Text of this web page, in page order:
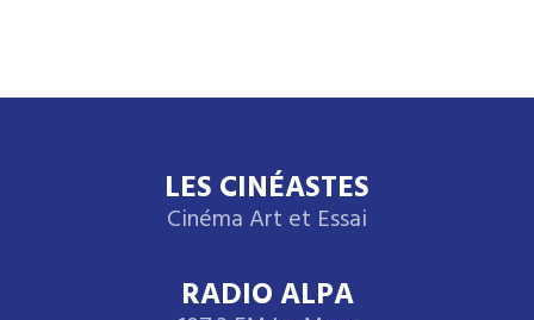
LES CINÉASTES
Cinéma Art et Essai
RADIO ALPA